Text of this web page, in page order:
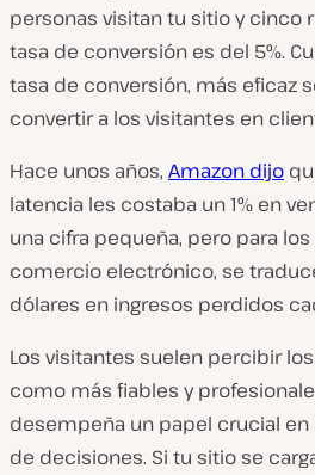
personas visitan tu sitio y cinco
tasa de conversión es del 5%.
tasa de conversión, más eficaz
convertir a los visitantes en
Hace unos años, Amazon dijo
latencia les costaba un 1% en
una cifra pequeña, pero para
comercio electrónico, se
dólares en ingresos perdidos
Los visitantes suelen percibir
como más fiables y
desempeña un papel crucial
de decisiones. Si tu sitio se